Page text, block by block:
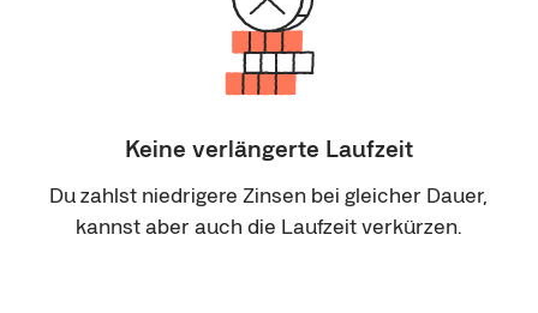
Keine verlängerte Laufzeit
Du zahlst niedrigere Zinsen bei gleicher Dauer,
kannst aber auch die Laufzeit verkürzen.